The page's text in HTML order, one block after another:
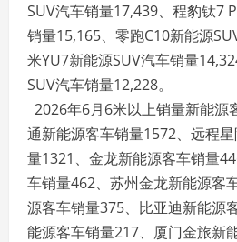
SUV汽车销量17,439、程豹钛7
销量15,165、零跑C10新能源
米YU7新能源SUV汽车销量
SUV汽车销量12,228。
2026年6月6米以上销量新能源
通新能源客车销量1572、远程
量1321、金龙新能源客车销量
车销量462、苏州金龙新能源客
源客车销量375、比亚迪新能源
能源客车销量217、厦门金旅新